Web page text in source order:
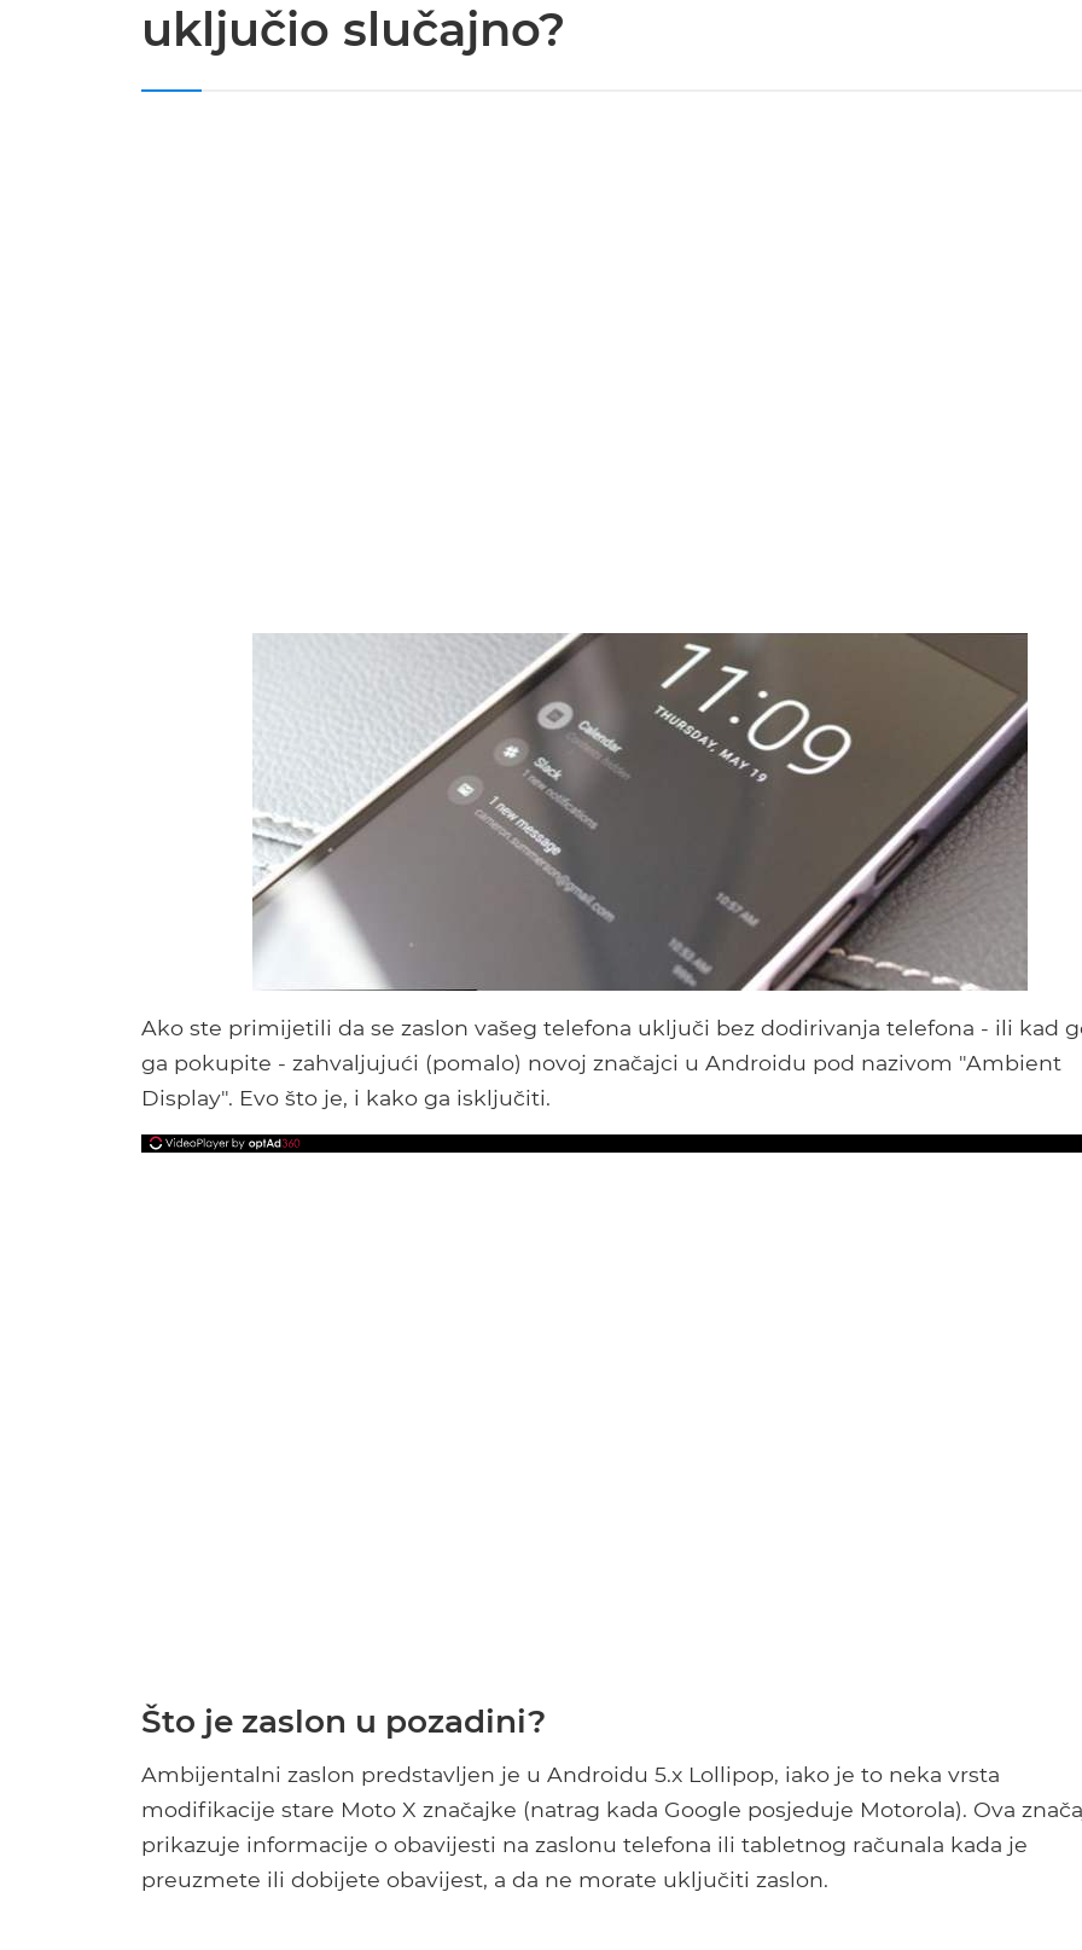
uključio slučajno?
Ako ste primijetili da se zaslon vašeg telefona uključi bez dodirivanja telefona - ili kad
ga pokupite - zahvaljujući (pomalo) novoj značajci u Androidu pod nazivom "Ambient
Display". Evo što je, i kako ga isključiti.
Što je zaslon u pozadini?
Ambijentalni zaslon predstavljen je u Androidu 5.x Lollipop, iako je to neka vrsta
modifikacije stare Moto X značajke (natrag kada Google posjeduje Motorola). Ova
prikazuje informacije o obavijesti na zaslonu telefona ili tabletnog računala kada je
preuzmete ili dobijete obavijest, a da ne morate uključiti zaslon.